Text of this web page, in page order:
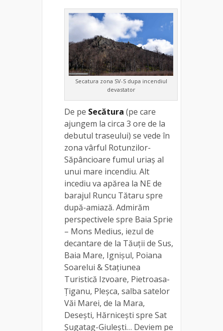
Secatura zona SV-S dupa incendiul
devastator
De pe Secătura (pe care
ajungem la circa 3 ore de la
debutul traseului) se vede în
zona vârful Rotunzilor-
Săpâncioare fumul uriaș al
unui mare incendiu. Alt
incediu va apărea la NE de
barajul Runcu Tătaru spre
după-amiază. Admirăm
perspectivele spre Baia Sprie
– Mons Medius, iezul de
decantare de la Tăuții de Sus,
Baia Mare, Ignișul, Poiana
Soarelui & Stațiunea
Turistică Izvoare, Pietroasa-
Țiganu, Pleșca, salba satelor
Văi Marei, de la Mara,
Desești, Hărnicești spre Sat
Șugatag-Giulești… Deviem pe